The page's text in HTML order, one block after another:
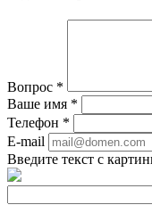
Вопрос *
Ваше имя *
Телефон *
E-mail
Введите текст с